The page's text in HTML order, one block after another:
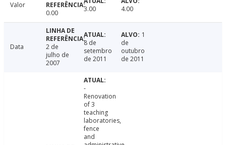
Valor
0.00
3.00 4.00
Data
2 de
julho de
2007
8 de
setembro
de 2011
1
de
outubro
de 2011
-
Renovation
of 3
teaching
laboratories,
fence
and